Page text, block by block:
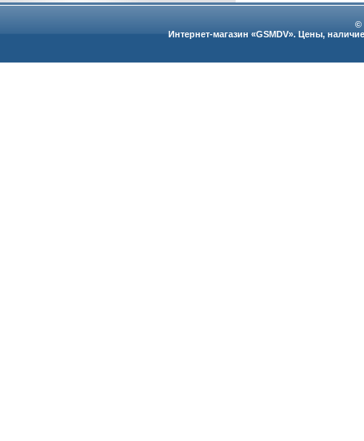
©
Интернет-магазин «GSMDV». Цены,